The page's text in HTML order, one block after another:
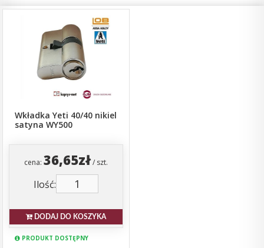
Wkładka Yeti 40/40 nikiel
satyna WY500
cena: 36,65zł/ szt.
Ilość:
DODAJ DO KOSZYKA
PRODUKT DOSTĘPNY